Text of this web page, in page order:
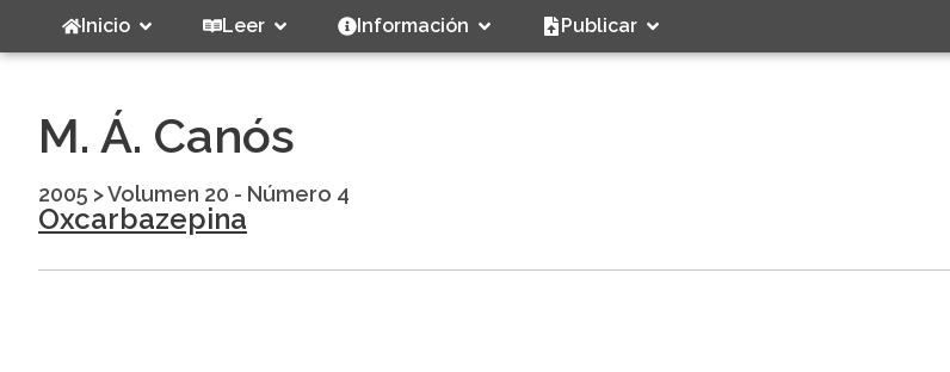
Inicio Leer Información Publicar
M. Á. Canós
2005 >Volumen 20 - Número 4
Oxcarbazepina